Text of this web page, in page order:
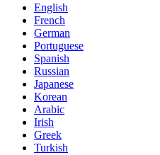
English
French
German
Portuguese
Spanish
Russian
Japanese
Korean
Arabic
Irish
Greek
Turkish